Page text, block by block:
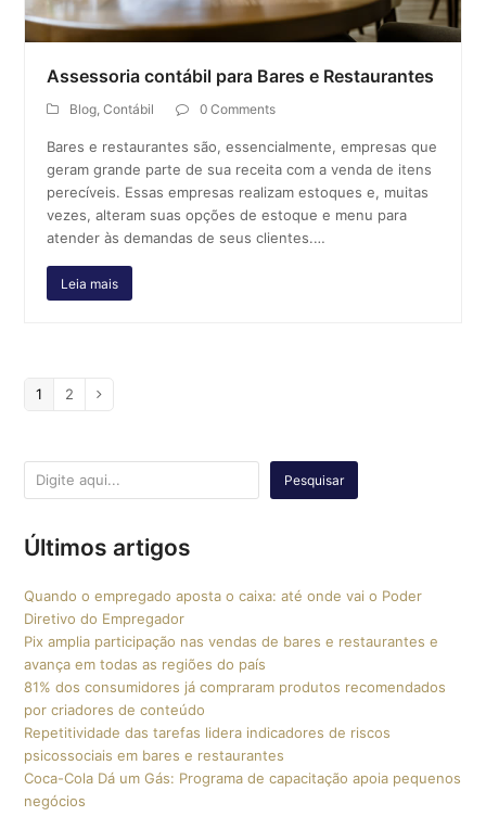
Assessoria contábil para Bares e Restaurantes
Blog,Contábil 0 Comments
Bares e restaurantes são, essencialmente, empresas que
geram grande parte de sua receita com a venda de itens
perecíveis. Essas empresas realizam estoques e, muitas
vezes, alteram suas opções de estoque e menu para
atender às demandas de seus clientes.…
Leia mais
Page
1 Page
2
Pesquisar
Últimos artigos
Quando o empregado aposta o caixa: até onde vai o Poder
Diretivo do Empregador
Pix amplia participação nas vendas de bares e restaurantes e
avança em todas as regiões do país
81% dos consumidores já compraram produtos recomendados
por criadores de conteúdo
Repetitividade das tarefas lidera indicadores de riscos
psicossociais em bares e restaurantes
Coca-Cola Dá um Gás: Programa de capacitação apoia pequenos
negócios